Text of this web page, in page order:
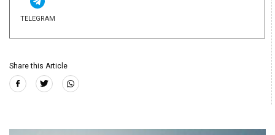
TELEGRAM
Share this Article